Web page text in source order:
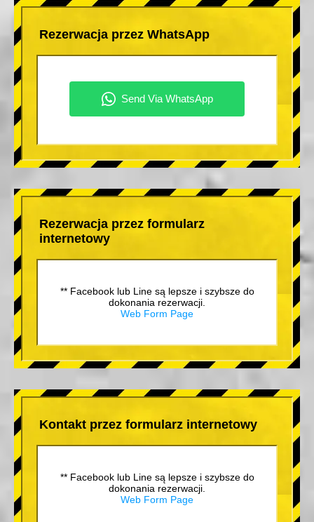
Rezerwacja przez WhatsApp
Rezerwacja przez formularz
internetowy
** Facebook lub Line są lepsze i szybsze do
dokonania rezerwacji.
Web Form Page
Kontakt przez formularz internetowy
** Facebook lub Line są lepsze i szybsze do
dokonania rezerwacji.
Web Form Page